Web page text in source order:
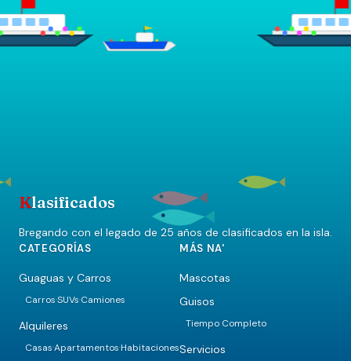
Klasificados
Bregando con el legado de 25 años de clasificados en la isla.
CATEGORÍAS
Guaguas y Carros
Carros·SUVs·Camiones
Alquileres
Casas·Apartamentos·Habitaciones
MÁS NA'
Mascotas
Guisos
Tiempo Completo
Servicios